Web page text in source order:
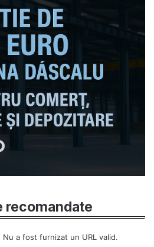
recomandate
Nu a fost furnizat un URL valid.